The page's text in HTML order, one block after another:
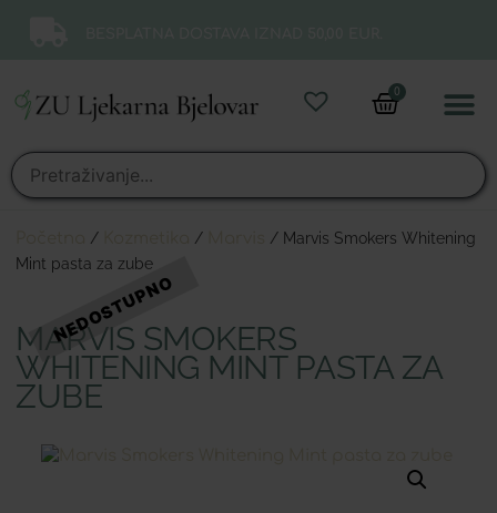
0
/ /
/ Marvis Smokers Whitening
Mint pasta za zube
MARVIS SMOKERS
WHITENING MINT PASTA ZA
ZUBE